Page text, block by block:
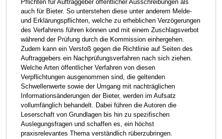
Pflichten für Auftraggeber öffentlicher Ausschreibungen als
auch für Bieter. So unterstehen diese unter anderem Melde-
und Erklärungspflichten, welche zu erheblichen Verzögerungen
des Verfahrens führen können und mit einem Zuschlagsverbot
während der Prüfung durch die Kommission einhergehen.
Zudem kann ein Verstoß gegen die Richtlinie auf Seiten des
Auftraggebers ein Nachprüfungsverfahren nach sich ziehen.
Welche Arten öffentlicher Verfahren von diesen
Verpflichtungen ausgenommen sind, die geltenden
Schwellenwerte sowie der Umgang mit nachträglichen
Informationsänderungen der Bieter, werden im Aufsatz
vollumfänglich behandelt. Dabei führen die Autoren die
Leserschaft von Grundlagen bis hin zu spezifischen
Auslegungsfragen und schaffen es, ein höchst
praxisrelevantes Thema verständlich rüberzubringen.